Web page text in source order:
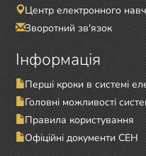
Центр електронного
Зворотний зв'язок
Інформація
Перші кроки в системі
Головні можливості
Правила користування
Офіційні документи СЕН